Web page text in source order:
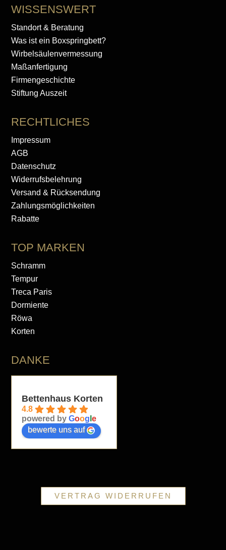
WISSENSWERT
Standort & Beratung
Was ist ein Boxspringbett?
Wirbelsäulenvermessung
Maßanfertigung
Firmengeschichte
Stiftung Auszeit
RECHTLICHES
Impressum
AGB
Datenschutz
Widerrufsbelehrung
Versand & Rücksendung
Zahlungsmöglichkeiten
Rabatte
TOP MARKEN
Schramm
Tempur
Treca Paris
Dormiente
Röwa
Korten
DANKE
Bettenhaus Korten
4.8
powered byGoog le
bewerte uns auf
VERTRAG WIDERRUFEN